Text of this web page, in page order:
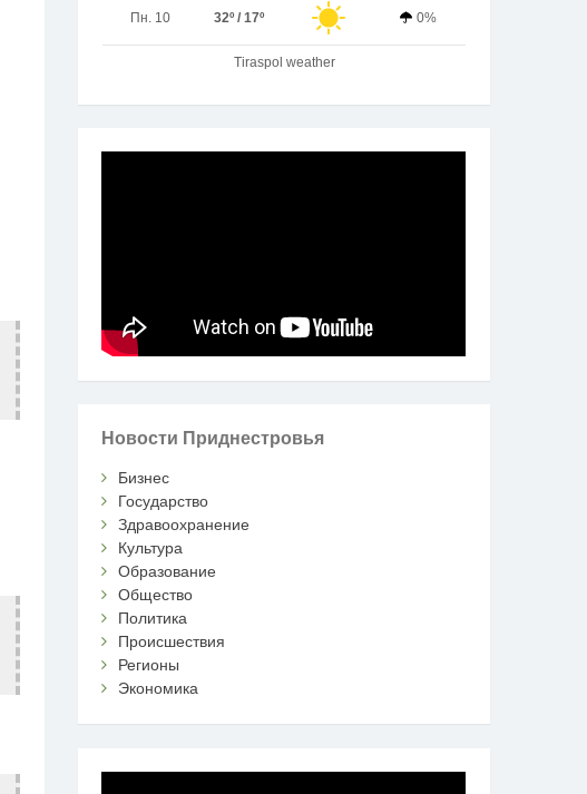
Пн. 10 32º / 17º 0%
Tiraspol weather
Новости Приднестровья
Бизнес
Государство
Здравоохранение
Культура
Образование
Общество
Политика
Происшествия
Регионы
Экономика